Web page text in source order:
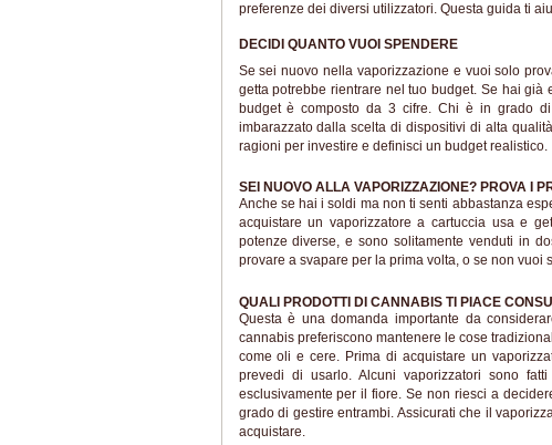
preferenze dei diversi utilizzatori. Questa guida ti
DECIDI QUANTO VUOI SPENDERE
Se sei nuovo nella vaporizzazione e vuoi solo
getta potrebbe rientrare nel tuo budget. Se hai
budget è composto da 3 cifre. Chi è in grado di
imbarazzato dalla scelta di dispositivi di alta
ragioni per investire e definisci un budget realistico.
SEI NUOVO ALLA VAPORIZZAZIONE? PROVA I
Anche se hai i soldi ma non ti senti abbastanza
acquistare un vaporizzatore a cartuccia usa e
potenze diverse, e sono solitamente venduti in
provare a svapare per la prima volta, o se non
QUALI PRODOTTI DI CANNABIS TI PIACE
Questa è una domanda importante da
cannabis preferiscono mantenere le cose
come oli e cere. Prima di acquistare un
prevedi di usarlo. Alcuni vaporizzatori sono
esclusivamente per il fiore. Se non riesci a
grado di gestire entrambi. Assicurati che il
acquistare.